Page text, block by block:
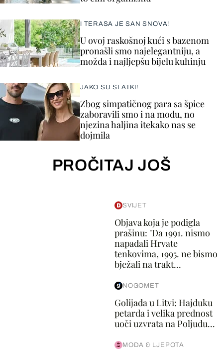
I TERASA JE SAN SNOVA!
U ovoj raskošnoj kući s bazenom
pronašli smo najelegantniju, a
možda i najljepšu bijelu kuhinju
JAKO SU SLATKI!
Zbog simpatičnog para sa špice
zaboravili smo i na modu, no
njezina haljina itekako nas se
dojmila
PROČITAJ JOŠ
SVIJET
Objava koja je podigla
prašinu: "Da 1991. nismo
napadali Hrvate
tenkovima, 1995. ne bismo
bježali na trakt...
NOGOMET
Golijada u Litvi: Hajduku
petarda i velika prednost
uoči uzvrata na Poljudu...
MODA & LJEPOTA